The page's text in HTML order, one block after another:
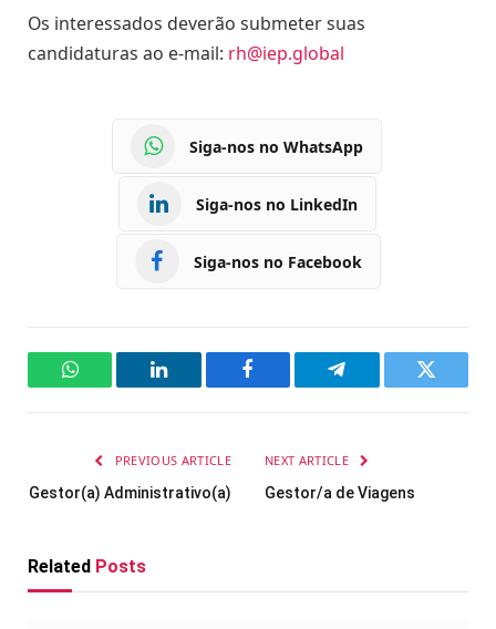
Os interessados deverão submeter suas
candidaturas ao e-mail: rh@iep.global
Siga-nos no WhatsApp
Siga-nos no LinkedIn
Siga-nos no Facebook
WhatsAppLinkedIn Facebook Telegram Twitter
PREVIOUS ARTICLE
Gestor(a) Administrativo(a)
NEXT ARTICLE
Gestor/a de Viagens
Related Posts